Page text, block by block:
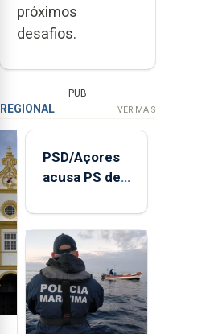
próximos
desafios.
PUB
REGIONAL VER MAIS
PSD/Açores
acusa PS de
contraditória"
sobre
evolução
turística